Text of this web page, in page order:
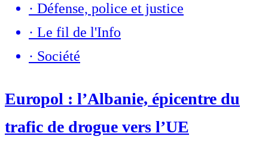
· Défense, police et justice
· Le fil de l'Info
· Société
Europol : l’Albanie, épicentre du
trafic de drogue vers l’UE